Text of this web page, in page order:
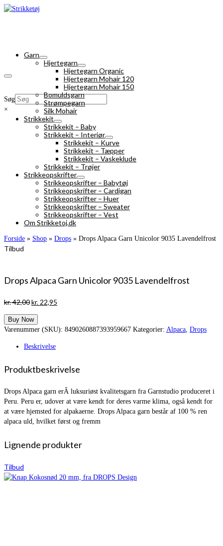
Søg
×
Garn
Hjertegarn
Hjertegarn Organic
Hjertegarn Mohair 120
Hjertegarn Mohair 150
Bomuldsgarn
Strømpegarn
Silk Mohair
Strikkekit
Strikkekit – Baby
Strikkekit – Interiør
Strikkekit – Kurve
Strikkekit – Tæpper
Strikkekit – Vaskeklude
Strikkekit – Trøjer
Strikkeopskrifter
Strikkeopskrifter – Babytøj
Strikkeopskrifter – Cardigan
Strikkeopskrifter – Huer
Strikkeopskrifter – Sweater
Strikkeopskrifter – Vest
Om Strikketoj.dk
Forside » Shop » Drops » Drops Alpaca Garn Unicolor 9035 Lavendelfrost
Tilbud
Drops Alpaca Garn Unicolor 9035 Lavendelfrost
kr.42,00Den
pris
var:
kr. 22,95
er:
Buy Now
Varenummer (SKU): 8490260887393959667 Kategorier: Alpaca, Drops
Beskrivelse
Produktbeskrivelse
Drops Alpaca garn erÂ luksuriøst kvalitetsgarn fra Garnstudio produceret i
Peru. Peru er, udover at være kendt for deres varme klima, også kendt for
at være hjemsted for alpakaerne. Drops Alpaca garn består af 100 % ren
alpaca uld, hvilket først og fremm
Lignende produkter
Tilbud